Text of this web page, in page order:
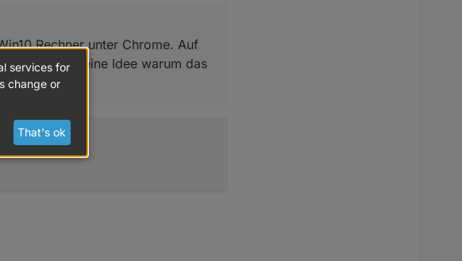
Rechner unter Chrome. Auf
Hast du eine Idee warum das
services for
change or
That's ok